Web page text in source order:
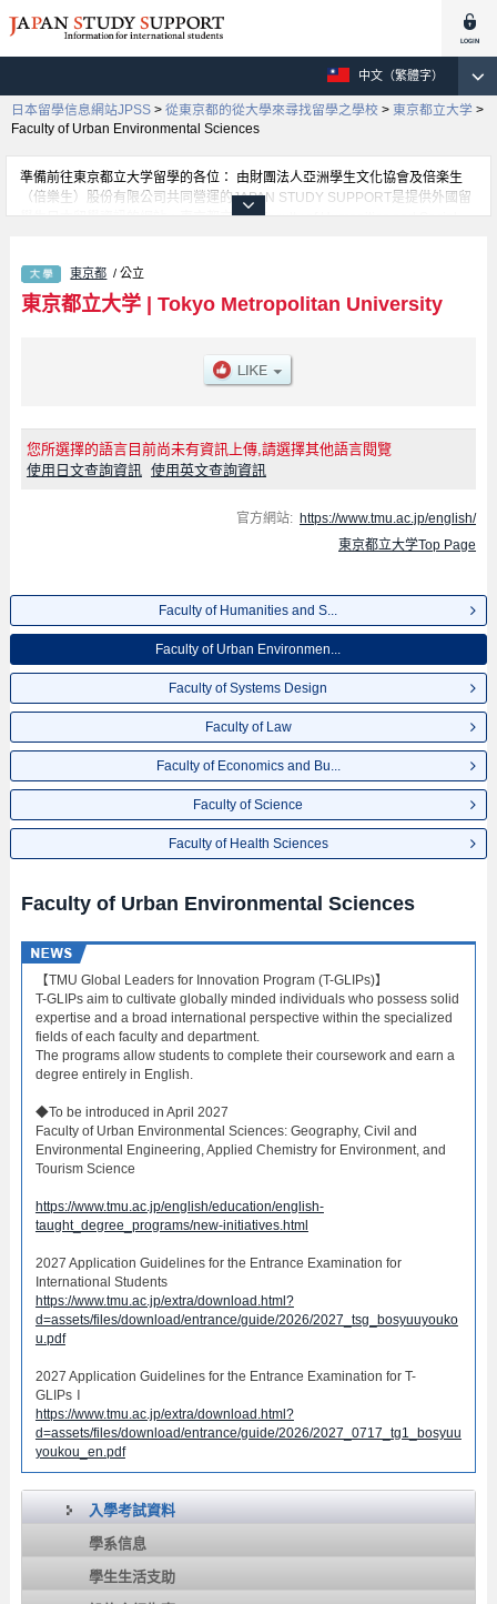
中文（繁體字）
日本留學信息網站JPSS > 從東京都的從大學來尋找留學之學校 > 東京都立大学 >
Faculty of Urban Environmental Sciences
準備前往東京都立大学留學的各位： 由財團法人亞洲學生文化協會及倍楽生
（倍樂生）股份有限公司共同營運的JAPAN STUDY SUPPORT是提供外國留
學生日本留學資訊的網站。東京都立大学Faculty of Humanities and Social
Business Administration學部、Faculty of Science學部、Faculty of Health
Sciences學部等等，各科系的詳細資訊都分別刊載在此網站。有需要東京都立
大学留學資訊的各位同學，請多多利用此網站查詢。另外，此網站上也有刊載
東京都 / 公立
東京都立大学| Tokyo Metropolitan University
您所選擇的語言目前尚未有資訊上傳,請選擇其他語言閱覽
使用日文查詢資訊 使用英文查詢資訊
官方網站: https://www.tmu.ac.jp/english/
東京都立大学Top Page
Faculty of Humanities and S...
Faculty of Urban Environmen...
Faculty of Systems Design
Faculty of Law
Faculty of Economics and Bu...
Faculty of Science
Faculty of Health Sciences
Faculty of Urban Environmental Sciences
【TMU Global Leaders for Innovation Program (T-GLIPs)】​
T-GLIPs aim to cultivate globally minded individuals who possess solid
expertise and a broad international perspective within the specialized
fields of each faculty and department.
The programs allow students to complete their coursework and earn a
degree entirely in English.
◆To be introduced in April 2027
Faculty of Urban Environmental Sciences: Geography, Civil and
Environmental Engineering, Applied Chemistry for Environment, and
Tourism Science
https://www.tmu.ac.jp/english/education/english-
taught_degree_programs/new-initiatives.html
2027 Application Guidelines for the Entrance Examination for
International Students
https://www.tmu.ac.jp/extra/download.html?
d=assets/files/download/entrance/guide/2026/2027_tsg_bosyuuyouko
u.pdf
2027 Application Guidelines for the Entrance Examination for T-
GLIPsⅠ
https://www.tmu.ac.jp/extra/download.html?
d=assets/files/download/entrance/guide/2026/2027_0717_tg1_bosyuu
youkou_en.pdf
入學考試資料
學系信息
學生生活支助